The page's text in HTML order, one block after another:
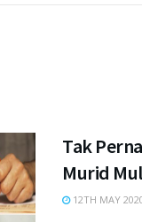
Tak
Murid
12TH MAY